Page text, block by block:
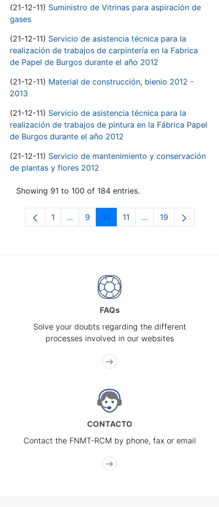
(21-12-11) Suministro de Vitrinas para aspiración de
gases
(21-12-11) Servicio de asistencia técnica para la
realización de trabajos de carpintería en la Fabrica
de Papel de Burgos durante el año 2012
(21-12-11) Material de construcción, bienio 2012 -
2013
(21-12-11) Servicio de asistencia técnica para la
realización de trabajos de pintura en la Fábrica Papel
de Burgos durante el año 2012
(21-12-11) Servicio de mantenimiento y conservación
de plantas y flores 2012
Showing 91 to 100 of 184 entries.
Page
1 ...Intermediate Pages Use TAB to
Page
9 Page
10 Page
11 ...Intermediate Pages
Page
19
FAQs
Solve your doubts regarding the different
processes involved in our websites
CONTACTO
Contact the FNMT-RCM by phone, fax or email